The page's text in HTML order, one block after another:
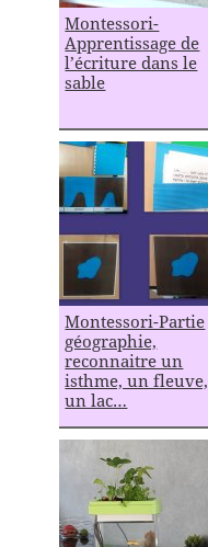
Montessori-
Apprentissage de
l’écriture dans le
sable
Montessori-Partie
géographie,
reconnaitre un
isthme, un fleuve,
un lac…